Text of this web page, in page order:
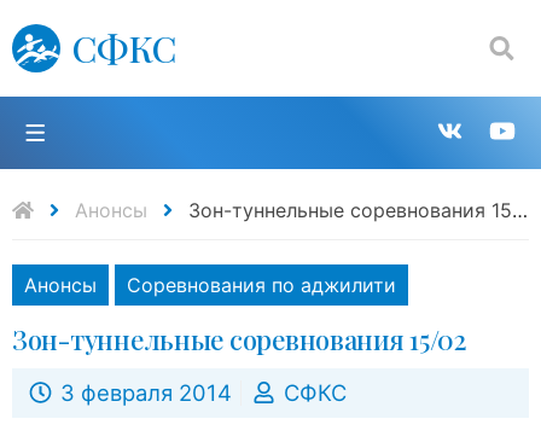
СФКС
Поиск:
в
Анонсы Зон-туннельные соревнования 15/02
Анонсы Соревнования по аджилити
Зон-туннельные соревнования 15/02
3 февраля 2014 СФКС